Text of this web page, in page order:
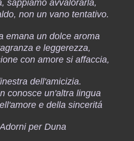
sappiamo avvalorarla,
non un vano tentativo.
emana un dolce aroma
e leggerezza,
con amore si affaccia,
dell'amicizia.
conosce un'altra lingua
e della sinceritá
per Duna